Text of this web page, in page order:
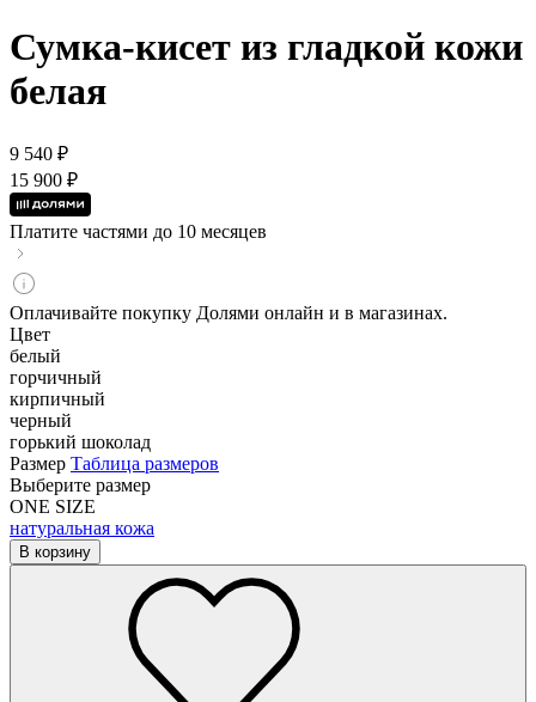
Сумка-кисет из гладкой кожи
белая
9 540 ₽
15 900 ₽
Платите частями до 10 месяцев
Оплачивайте покупку Долями онлайн и в магазинах.
Цвет
белый
горчичный
кирпичный
черный
горький шоколад
Размер Таблица размеров
Выберите размер
ONE SIZE
натуральная кожа
В корзину